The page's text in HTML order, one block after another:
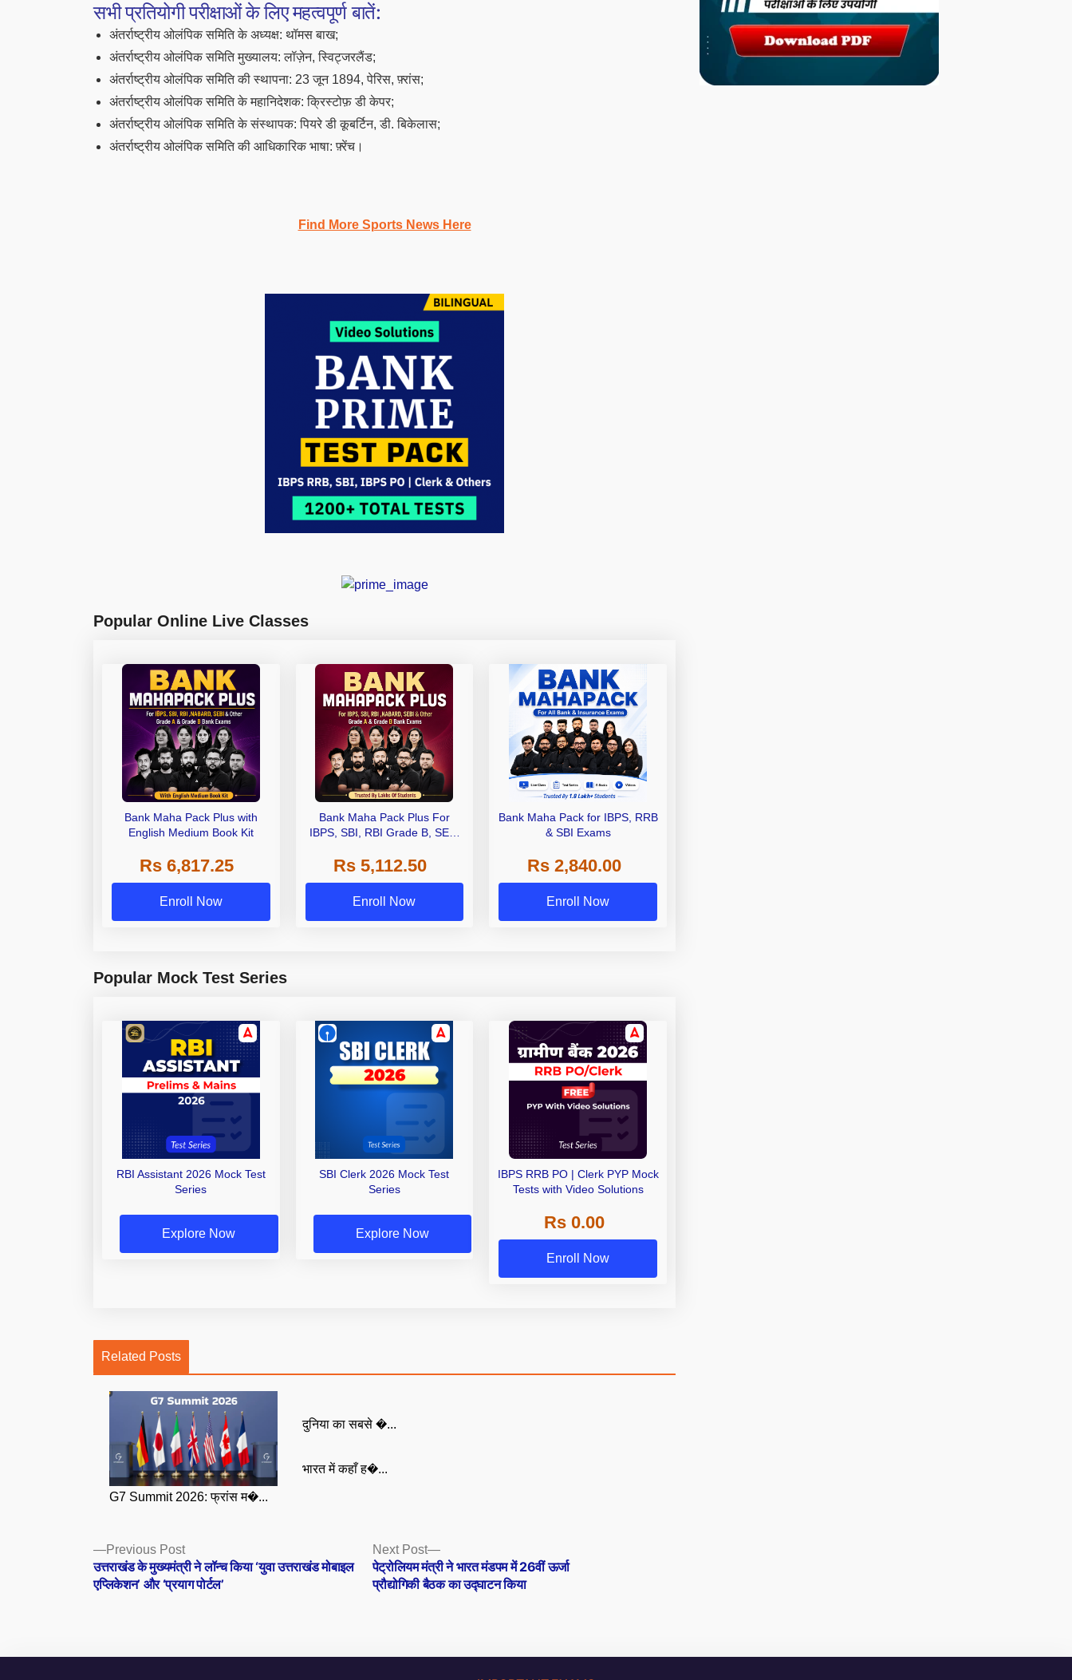
सभी प्रतियोगी परीक्षाओं के लिए महत्वपूर्ण बातें:
अंतर्राष्ट्रीय ओलंपिक समिति के अध्यक्ष: थॉमस बाख;
अंतर्राष्ट्रीय ओलंपिक समिति मुख्यालय: लॉज़ेन, स्विट्जरलैंड;
अंतर्राष्ट्रीय ओलंपिक समिति की स्थापना: 23 जून 1894, पेरिस, फ़्रांस;
अंतर्राष्ट्रीय ओलंपिक समिति के महानिदेशक: क्रिस्टोफ़ डी केपर;
अंतर्राष्ट्रीय ओलंपिक समिति के संस्थापक: पियरे डी कूबर्टिन, डी. बिकेलास;
अंतर्राष्ट्रीय ओलंपिक समिति की आधिकारिक भाषा: फ़्रेंच।
Find More Sports News Here
Popular Online Live Classes
Bank Maha Pack Plus with
English Medium Book Kit
Rs 6,817.25
Enroll Now
Bank Maha Pack Plus For
IBPS, SBI, RBI Grade B, SEBI
Other Grade A & Grade B Bank
Exams
Rs 5,112.50
Enroll Now
Bank Maha Pack for IBPS, RRB
& SBI Exams
Rs 2,840.00
Enroll Now
Popular Mock Test Series
RBI Assistant 2026 Mock Test
Series
Explore Now
SBI Clerk 2026 Mock Test
Series
Explore Now
IBPS RRB PO | Clerk PYP Mock
Tests with Video Solutions
Rs 0.00
Enroll Now
Related Posts
G7 Summit 2026: फ्रांस म�...
दुनिया का सबसे �...
भारत में कहाँ ह�...
Posts
navigation
Previous PostPrevious
post:
उत्तराखंड के मुख्यमंत्री ने लॉन्च किया ‘युवा उत्तराखंड मोबाइल
एप्लिकेशन’ और ‘प्रयाग पोर्टल’
Next Post
Next
post:
पेट्रोलियम मंत्री ने भारत मंडपम में 26वीं ऊर्जा
प्रौद्योगिकी बैठक का उद्घाटन किया